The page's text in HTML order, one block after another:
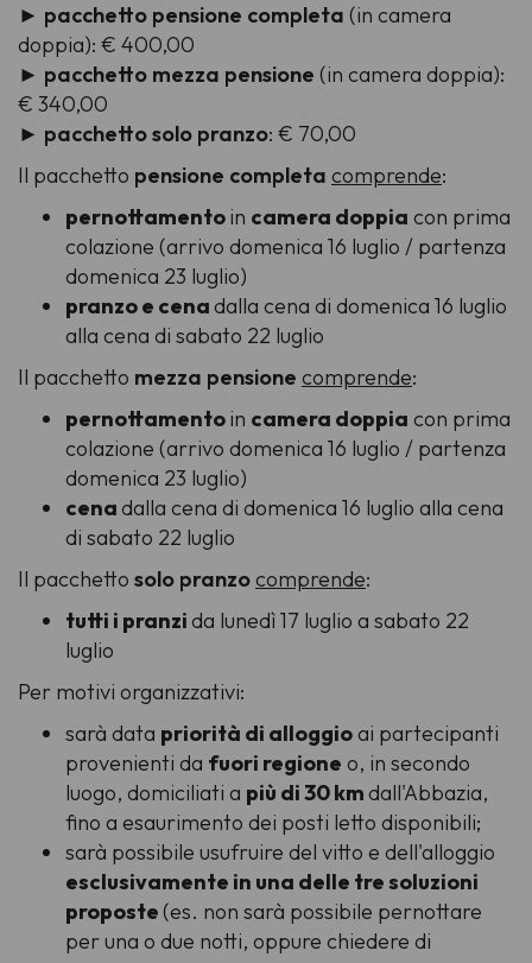
► pacchetto pensione completa (in camera
doppia): € 400,00
► pacchetto mezza pensione (in camera doppia):
€ 340,00
► pacchetto solo pranzo: € 70,00
Il pacchetto pensione completa comprende:
pernottamentoin camera doppia con prima
colazione (arrivo domenica 16 luglio / partenza
domenica 23 luglio)
pranzo e cenadalla cena di domenica 16 luglio
alla cena di sabato 22 luglio
Il pacchetto mezza pensione comprende:
pernottamentoin camera doppia con prima
colazione (arrivo domenica 16 luglio / partenza
domenica 23 luglio)
cenadalla cena di domenica 16 luglio alla cena
di sabato 22 luglio
Il pacchetto solo pranzocomprende:
tutti i pranzida lunedì 17 luglio a sabato 22
luglio
Per motivi organizzativi:
sarà data priorità di alloggioai partecipanti
provenienti da fuori regione o, in secondo
luogo, domiciliati a più di 30 kmdall'Abbazia,
fino a esaurimento dei posti letto disponibili;
sarà possibile usufruire del vitto e dell'alloggio
esclusivamente in una delle tre soluzioni
proposte(es. non sarà possibile pernottare
per una o due notti, oppure chiedere di